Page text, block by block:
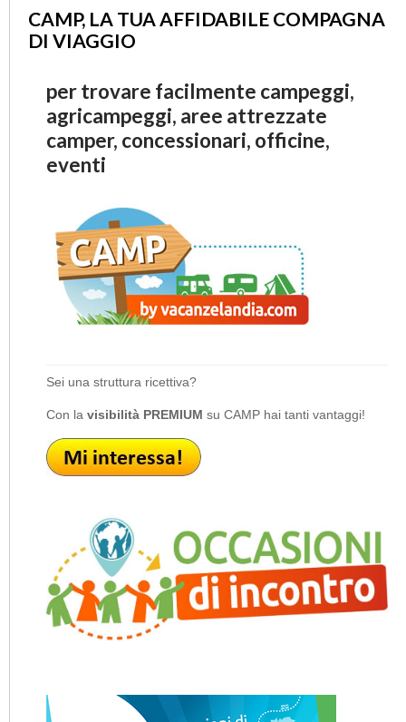
CAMP, LA TUA AFFIDABILE COMPAGNA
DI VIAGGIO
per trovare facilmente campeggi,
agricampeggi, aree attrezzate
camper, concessionari, officine,
eventi
Sei una struttura ricettiva?
Con la visibilità PREMIUM su CAMP hai tanti vantaggi!